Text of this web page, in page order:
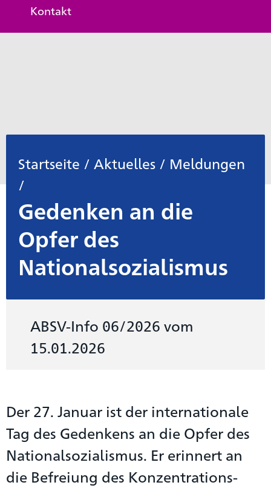
Kontakt
Startseite / Aktuelles / Meldungen
/
Gedenken an die
Opfer des
Nationalsozialismus
ABSV-Info 06/2026 vom
15.01.2026
Der 27. Januar ist der internationale
Tag des Gedenkens an die Opfer des
Nationalsozialismus. Er erinnert an
die Befreiung des Konzentrations-